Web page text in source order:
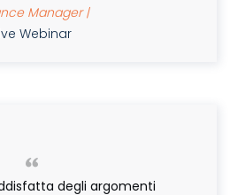
Manager |
Webinar
degli argomenti